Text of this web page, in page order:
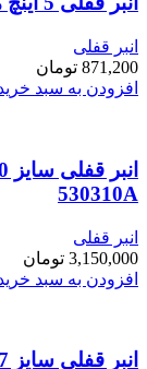
انبر قفلی
871,200 تومان
افزودن به سبد
530310A
انبر قفلی
3,150,000 تومان
افزودن به سبد